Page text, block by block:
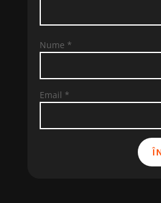
Nume *
Email *